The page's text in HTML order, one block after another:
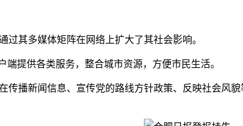
其多媒体矩阵在网络上扩大了其社会影响。
提供各类服务，整合城市资源，方便市民生活。
传播新闻信息、宣传党的路线方针政策、反映社会风